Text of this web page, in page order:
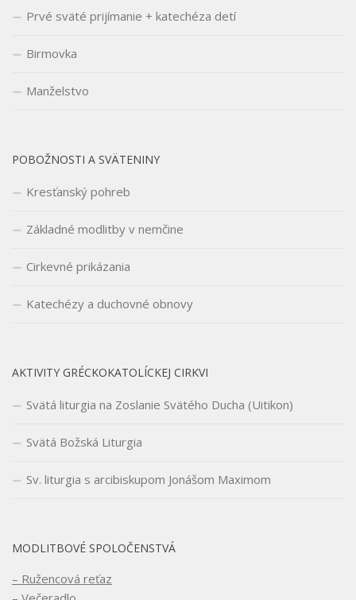
Prvé sväté prijímanie + katechéza detí
Birmovka
Manželstvo
POBOŽNOSTI A SVÄTENINY
Kresťanský pohreb
Základné modlitby v nemčine
Cirkevné prikázania
Katechézy a duchovné obnovy
AKTIVITY GRÉCKOKATOLÍCKEJ CIRKVI
Svätá liturgia na Zoslanie Svätého Ducha (Uitikon)
Svätá Božská Liturgia
Sv. liturgia s arcibiskupom Jonášom Maximom
MODLITBOVÉ SPOLOČENSTVÁ
– Ružencová reťaz